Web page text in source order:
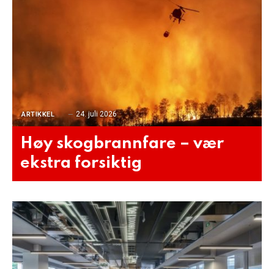
ARTIKKEL 24. juli 2026
Høy skogbrannfare – vær
ekstra forsiktig